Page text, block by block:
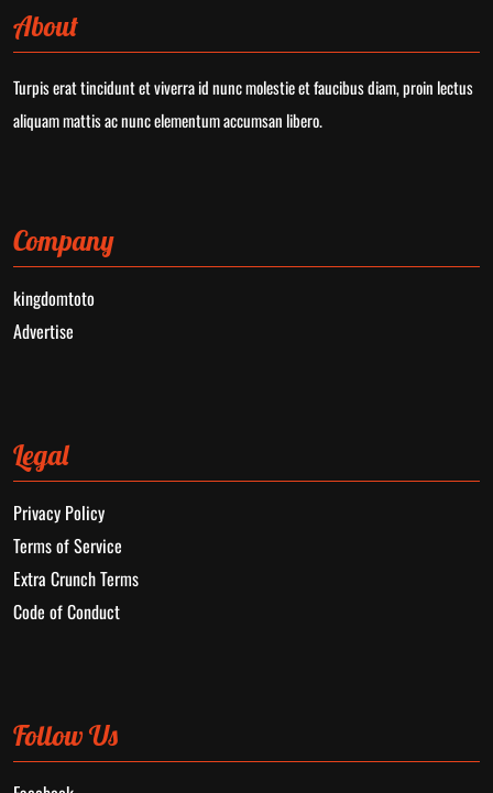
About
Turpis erat tincidunt et viverra id nunc molestie et faucibus diam, proin lectus
aliquam mattis ac nunc elementum accumsan libero.
Company
kingdomtoto
Advertise
Legal
Privacy Policy
Terms of Service
Extra Crunch Terms
Code of Conduct
Follow Us